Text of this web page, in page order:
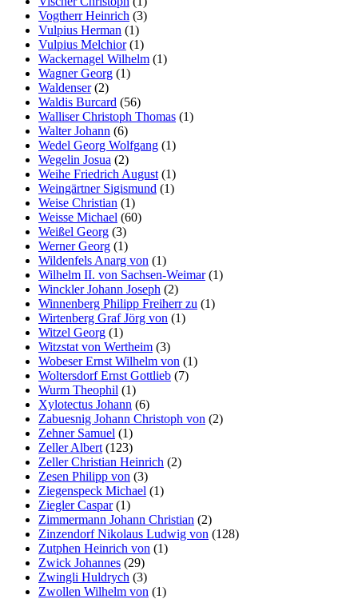
Vogtherr Heinrich (3)
Vulpius Herman (1)
Vulpius Melchior(1)
Wackernagel Wilhelm (1)
Wagner Georg (1)
Waldenser(2)
Waldis Burcard (56)
Walliser Christoph Thomas (1)
Walter Johann (6)
Wedel Georg Wolfgang (1)
Wegelin Josua (2)
Weihe Friedrich August (1)
Weingärtner Sigismund (1)
Weise Christian (1)
Weisse Michael (60)
Weißel Georg (3)
Werner Georg (1)
Wildenfels Anarg von (1)
Wilhelm II. von Sachsen-Weimar(1)
Winckler Johann Joseph (2)
Winnenberg Philipp Freiherr zu (1)
Wirtenberg Graf Jörg von (1)
Witzel Georg (1)
Witzstat von Wertheim (3)
Wobeser Ernst Wilhelm von (1)
Woltersdorf Ernst Gottlieb (7)
Wurm Theophil (1)
Xylotectus Johann (6)
Zabuesnig Johann Christoph von (2)
Zehner Samuel (1)
Zeller Albert (123)
Zeller Christian Heinrich (2)
Zesen Philipp von (3)
Ziegenspeck Michael (1)
Ziegler Caspar(1)
Zimmermann Johann Christian (2)
Zinzendorf Nikolaus Ludwig von (128)
Zutphen Heinrich von (1)
Zwick Johannes (29)
Zwingli Huldrych (3)
Zwollen Wilhelm von (1)